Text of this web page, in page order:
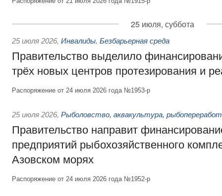
25 июля, суббота
25 июля 2026, Инвалиды. Безбарьерная среда
Правительство выделило
трёх новых центров протезирования и
Распоряжение от 24 июля 2026 года №1953-р
25 июля 2026, Рыболовство, аквакультура,
Правительство направит
предприятий рыбохозяйственного
Азовском морях
Распоряжение от 24 июля 2026 года №1952-р